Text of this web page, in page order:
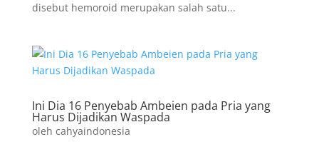
disebut hemoroid merupakan salah satu...
Ini Dia 16 Penyebab Ambeien pada Pria yang
Harus Dijadikan Waspada
oleh cahyaindonesia